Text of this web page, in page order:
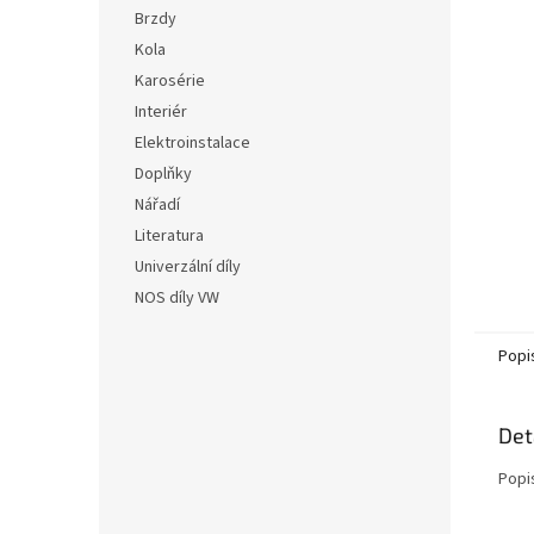
Brzdy
Kola
Karosérie
Interiér
Elektroinstalace
Doplňky
Nářadí
Literatura
Univerzální díly
NOS díly VW